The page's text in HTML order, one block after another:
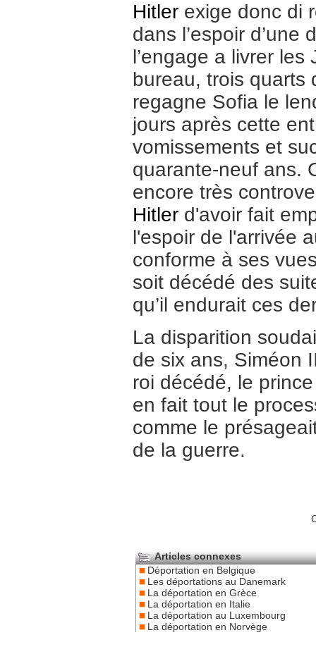
Hitler exige donc di
dans l’espoir
l’engage a livrer
bureau, trois quarts
regagne Sofia le
jours après cette
vomissements et
quarante-neuf ans.
encore très
Hitler d'avoir fait
l'espoir de l'arrivée
conforme à ses
soit décédé des
qu’il endurait ces
La disparition
de six ans, Siméon
roi décédé, le
en fait tout le
comme le
de la guerre.
Articles connexes
Déportation en Belgique
Les déportations au Danemark
La déportation en Grèce
La déportation en Italie
La déportation au Luxembourg
La déportation en Norvège